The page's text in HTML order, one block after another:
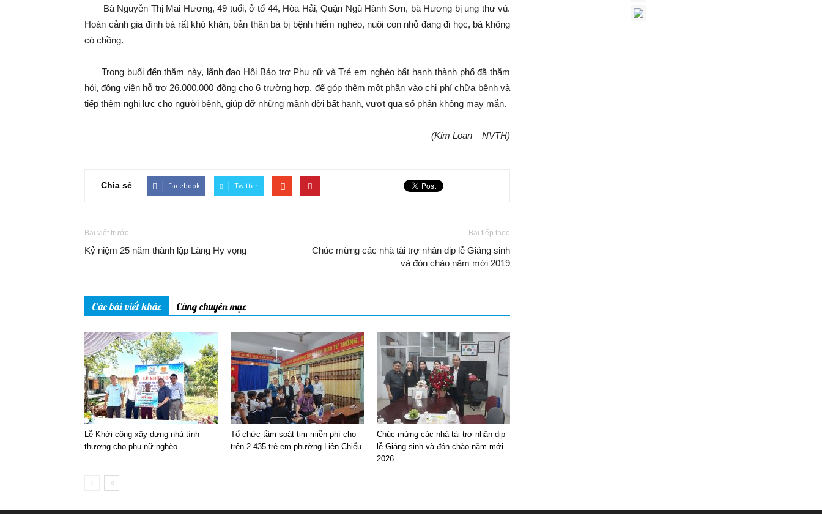
Bà Nguyễn Thị Mai Hương, 49 tuổi, ở tổ 44, Hòa Hải, Quận Ngũ Hành Sơn, bà Hương bị ung thư vú.
Hoàn cảnh gia đình bà rất khó khăn, bản thân bà bị bệnh hiểm nghèo, nuôi con nhỏ đang đi học, bà không
có chồng.
Trong buổi đến thăm này, lãnh đạo Hội Bảo trợ Phụ nữ và Trẻ em nghèo bất hạnh thành phố đã thăm
hỏi, động viên hỗ trợ 26.000.000 đồng cho 6 trường hợp, để góp thêm một phần vào chi phí chữa bệnh và
tiếp thêm nghị lực cho người bệnh, giúp đỡ những mãnh đời bất hạnh, vượt qua số phận không may mắn.
(Kim Loan – NVTH)
Chia sẻ Facebook Twitter
Bài viết trước
Kỷ niệm 25 năm thành lập Làng Hy vọng
Bài tiếp theo
Chúc mừng các nhà tài trợ nhân dịp lễ Giáng sinh
và đón chào năm mới 2019
Các bài viết khác Cùng chuyên mục
Lễ Khởi công xây dựng nhà tình
thương cho phụ nữ nghèo
Tổ chức tầm soát tim miễn phí cho
trên 2.435 trẻ em phường Liên Chiểu
Chúc mừng các nhà tài trợ nhân dịp
lễ Giáng sinh và đón chào năm mới
2026